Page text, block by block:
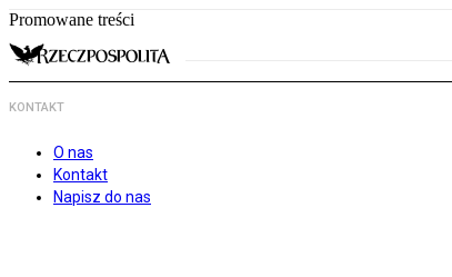
Promowane treści
KONTAKT
O nas
Kontakt
Napisz do nas